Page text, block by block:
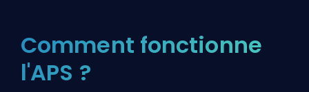
Comment fonctionne
l'APS ?